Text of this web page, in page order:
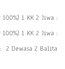
100%) 1 KK 2 Jiwa :
1 KK 2 Jiwa :
: 2 Dewasa 2 Balita